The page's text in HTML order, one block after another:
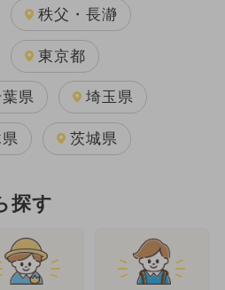
秩父・長瀞
東京都
県 埼玉県
茨城県
探す